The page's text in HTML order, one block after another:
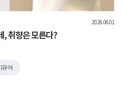
2026.06.01
취향은 모른다?
큐어